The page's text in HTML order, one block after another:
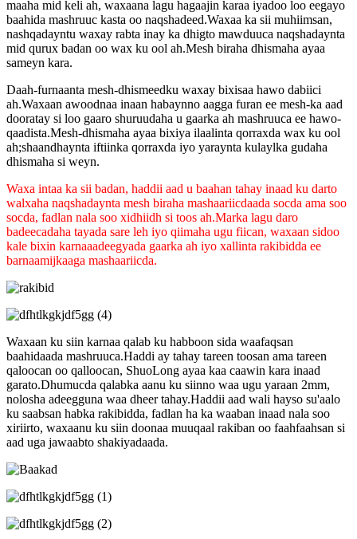
maaha mid keli ah, waxaana lagu hagaajin karaa iyadoo loo eegayo
baahida mashruuc kasta oo naqshadeed.Waxaa ka sii muhiimsan,
nashqadayntu waxay rabta inay ka dhigto mawduuca naqshadaynta
mid qurux badan oo wax ku ool ah.Mesh biraha dhismaha ayaa
sameyn kara.
Daah-furnaanta mesh-dhismeedku waxay bixisaa hawo dabiici
ah.Waxaan awoodnaa inaan habaynno aagga furan ee mesh-ka aad
dooratay si loo gaaro shuruudaha u gaarka ah mashruuca ee hawo-
qaadista.Mesh-dhismaha ayaa bixiya ilaalinta qorraxda wax ku ool
ah;shaandhaynta iftiinka qorraxda iyo yaraynta kulaylka gudaha
dhismaha si weyn.
Waxa intaa ka sii badan, haddii aad u baahan tahay inaad ku darto
walxaha naqshadaynta mesh biraha mashaariicdaada socda ama soo
socda, fadlan nala soo xidhiidh si toos ah.Marka lagu daro
badeecadaha tayada sare leh iyo qiimaha ugu fiican, waxaan sidoo
kale bixin karnaaadeegyada gaarka ah iyo xallinta rakibidda ee
barnaamijkaaga mashaariicda.
Waxaan ku siin karnaa qalab ku habboon sida waafaqsan
baahidaada mashruuca.Haddi ay tahay tareen toosan ama tareen
qaloocan oo qalloocan, ShuoLong ayaa kaa caawin kara inaad
garato.Dhumucda qalabka aanu ku siinno waa ugu yaraan 2mm,
nolosha adeegguna waa dheer tahay.Haddii aad wali hayso su'aalo
ku saabsan habka rakibidda, fadlan ha ka waaban inaad nala soo
xiriirto, waxaanu ku siin doonaa muuqaal rakiban oo faahfaahsan si
aad uga jawaabto shakiyadaada.